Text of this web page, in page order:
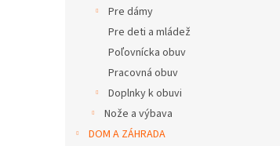
Pre dámy
Pre deti a mládež
Poľovnícka obuv
Pracovná obuv
Doplnky k obuvi
Nože a výbava
DOM A ZÁHRADA